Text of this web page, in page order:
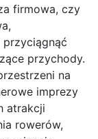
firmowa, czy
przyciągnąć
przychody.
na
imprezy
atrakcji
rowerów,